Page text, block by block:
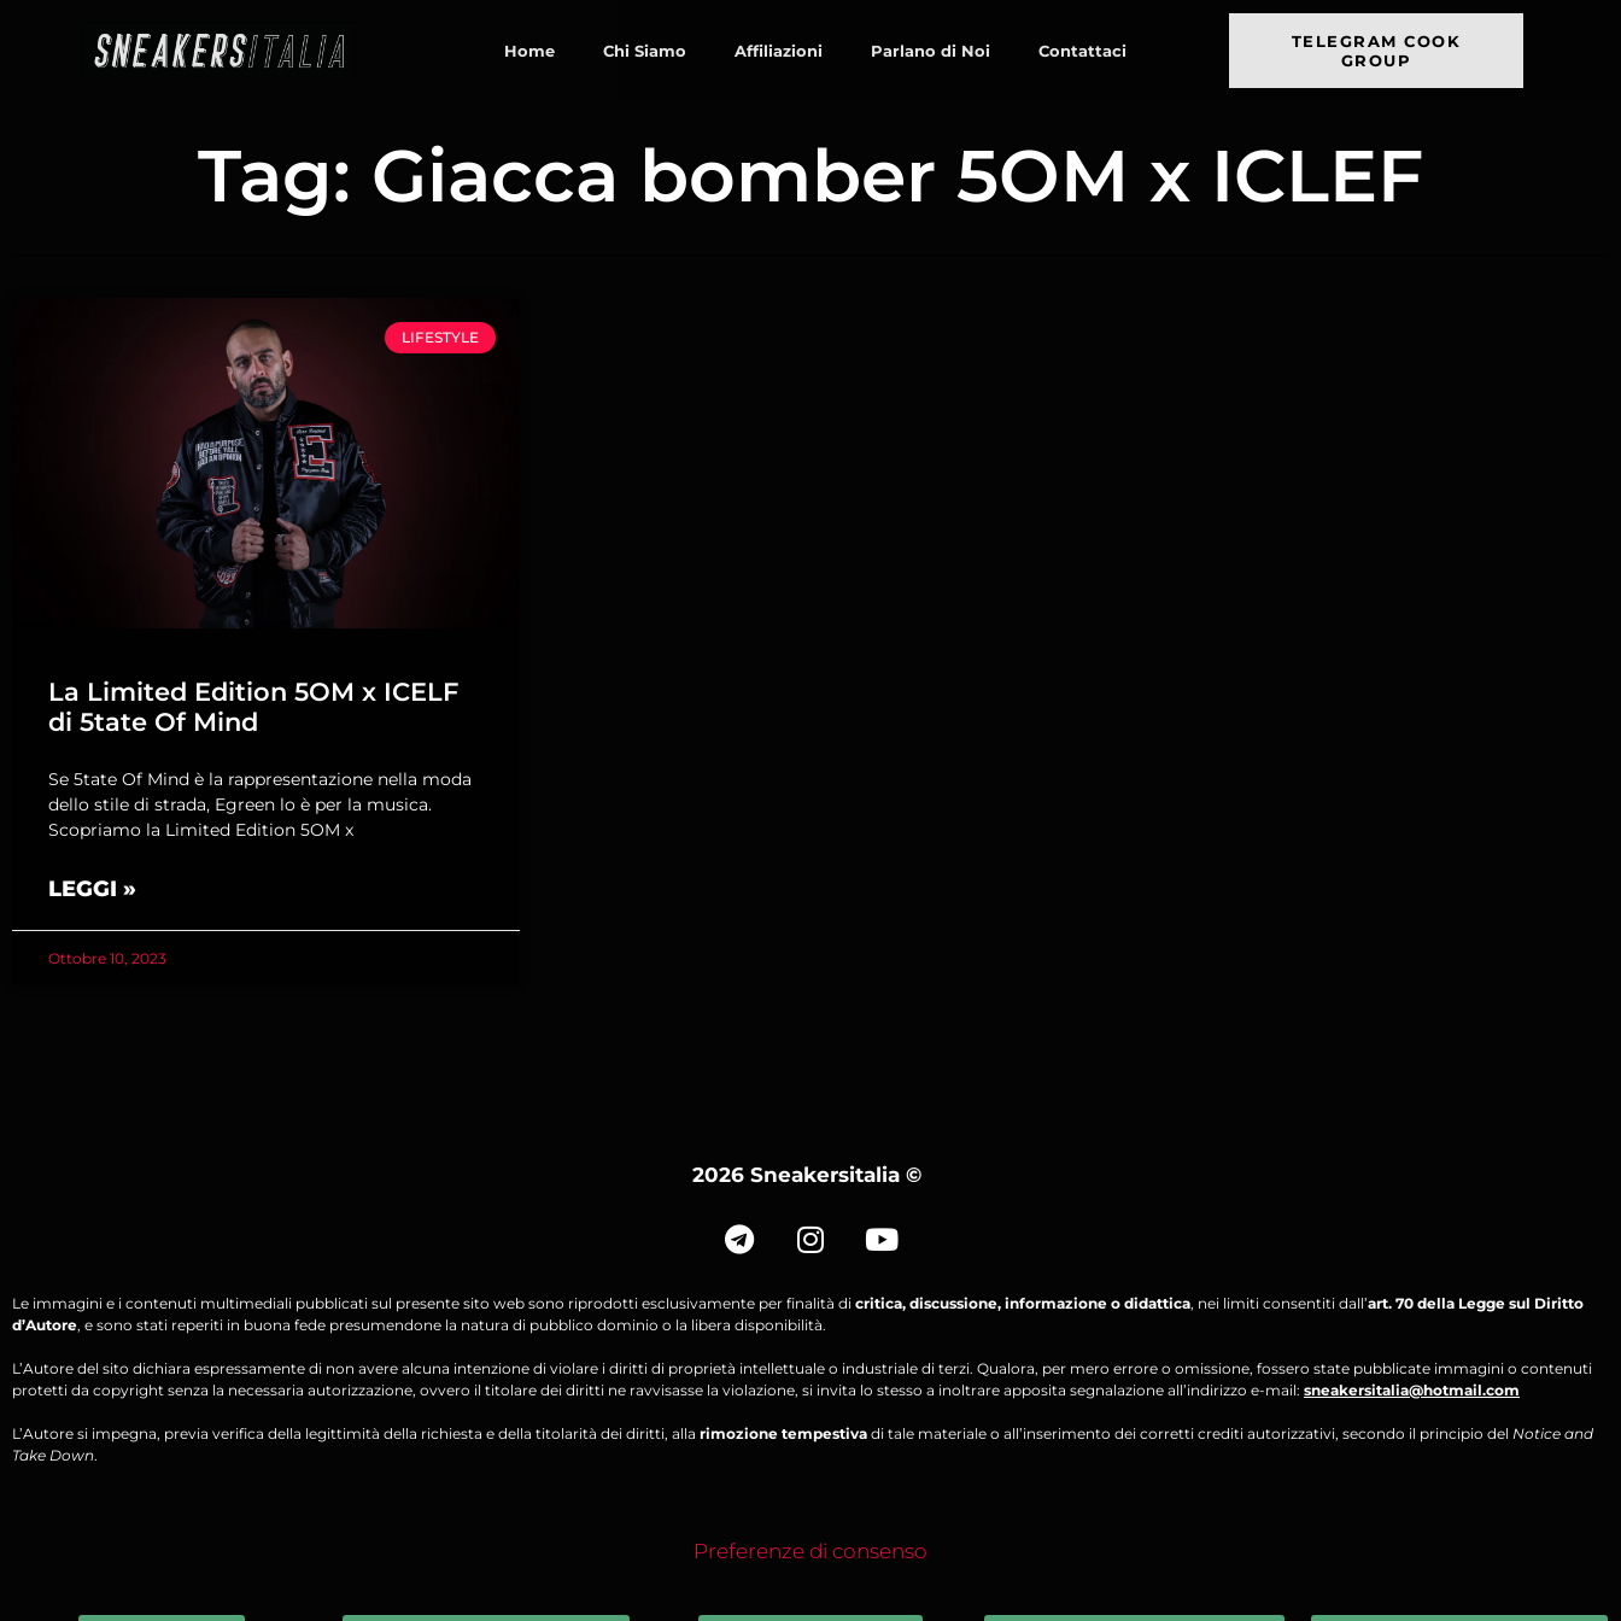
Home Chi Siamo Affiliazioni Parlano di Noi Contattaci
TELEGRAM COOK
GROUP
Tag: Giacca bomber 5OM x ICLEF
LIFESTYLE
La Limited Edition 5OM x ICELF
di 5tate Of Mind
Se 5tate Of Mind è la rappresentazione nella moda
dello stile di strada, Egreen lo è per la musica.
Scopriamo la Limited Edition 5OM x
LEGGI »
Ottobre 10, 2023
2026 Sneakersitalia©
Le immagini e i contenuti multimediali pubblicati sul presente sito web sono riprodotti esclusivamente per finalità di critica, discussione, informazione o didattica, nei limiti consentiti dall’art. 70 della Legge sul Diritto
d’Autore, e sono stati reperiti in buona fede presumendone la natura di pubblico dominio o la libera disponibilità.
L’Autore del sito dichiara espressamente di non avere alcuna intenzione di violare i diritti di proprietà intellettuale o industriale di terzi. Qualora, per mero errore o omissione, fossero state pubblicate immagini o contenuti
protetti da copyright senza la necessaria autorizzazione, ovvero il titolare dei diritti ne ravvisasse la violazione, si invita lo stesso a inoltrare apposita segnalazione all’indirizzo e-mail: sneakersitalia@hotmail.com
L’Autore si impegna, previa verifica della legittimità della richiesta e della titolarità dei diritti, alla rimozione tempestiva di tale materiale o all’inserimento dei corretti crediti autorizzativi, secondo il principio del Notice and
Take Down.
Preferenze di consenso